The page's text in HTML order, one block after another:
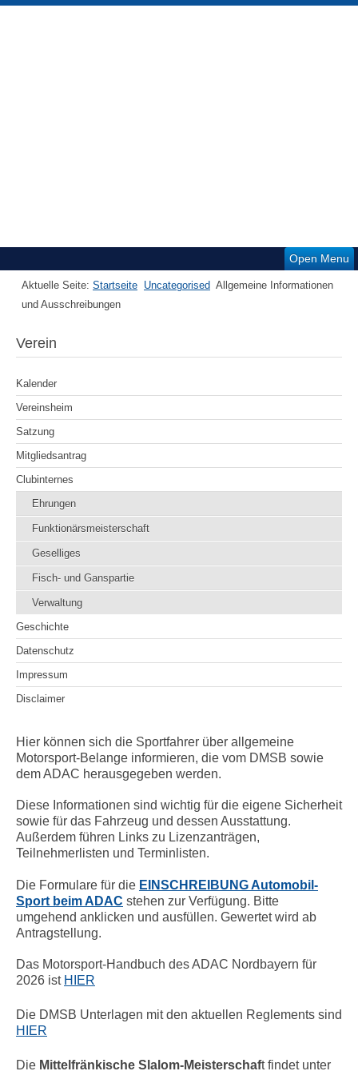
Open Menu
Aktuelle Seite: Startseite Uncategorised Allgemeine Informationen
und Ausschreibungen
Verein
Kalender
Vereinsheim
Satzung
Mitgliedsantrag
Clubinternes
Ehrungen
Funktionärsmeisterschaft
Geselliges
Fisch- und Ganspartie
Verwaltung
Geschichte
Datenschutz
Impressum
Disclaimer
Hier können sich die Sportfahrer über allgemeine
Motorsport-Belange informieren, die vom DMSB sowie
dem ADAC herausgegeben werden.
Diese Informationen sind wichtig für die eigene Sicherheit
sowie für das Fahrzeug und dessen Ausstattung.
Außerdem führen Links zu Lizenzanträgen,
Teilnehmerlisten und Terminlisten.
Die Formulare für die EINSCHREIBUNG Automobil-
Sport beim ADAC stehen zur Verfügung. Bitte
umgehend anklicken und ausfüllen. Gewertet wird ab
Antragstellung.
Das Motorsport-Handbuch des ADAC Nordbayern für
2026 ist HIER
Die DMSB Unterlagen mit den aktuellen Reglements sind
HIER
Die Mittelfränkische Slalom-Meisterschaft findet unter